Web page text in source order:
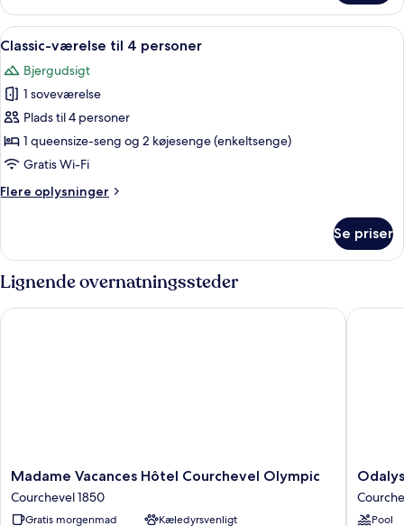
værelse
til
3
Indlæs
alle
billeder
af
Classic-
værelse
til
personer
Et værelse med to køjesenge i træ,
13
Classic-værelse til 4 personer
Bjergudsigt
1 soveværelse
Plads til 4 personer
1 queensize-seng og 2 køjesenge (enkeltsenge)
Gratis Wi-Fi
Flere oplysninger
Flere
værelse
4
Se priser
Lignende overnatningssteder
Madame
Vacances
Hôtel
Courchevel
Madame Vacances Hôtel Courchevel Olympic
Courchevel 1850
Gratis morgenmad Kæledyrsvenligt
Madame Vacances Hôtel Courchevel Olympic
Odalys
Hotel
New
Solarium
Pool
Odalys